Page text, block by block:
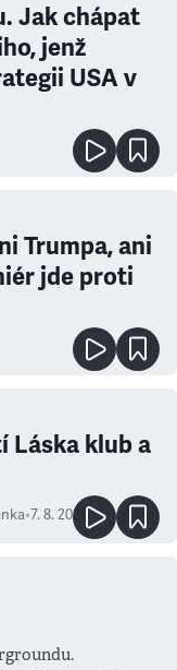
Jak chápat
jenž
USA v
Trumpa, ani
jde proti
Láska klub a
•7. 8. 2026